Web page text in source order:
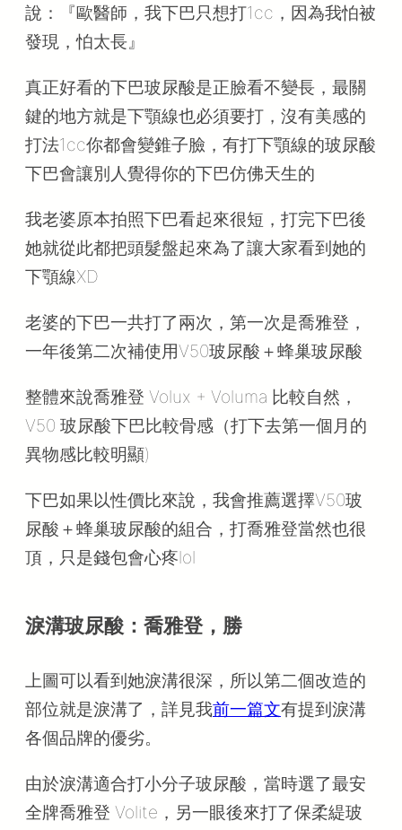
說：『歐醫師，我下巴只想打1cc，因為我怕被
發現，怕太長』
真正好看的下巴玻尿酸是正臉看不變長，最關
鍵的地方就是下顎線也必須要打，沒有美感的
打法1cc你都會變錐子臉，有打下顎線的玻尿酸
下巴會讓別人覺得你的下巴仿佛天生的
我老婆原本拍照下巴看起來很短，打完下巴後
她就從此都把頭髮盤起來為了讓大家看到她的
下顎線XD
老婆的下巴一共打了兩次，第一次是喬雅登，
一年後第二次補使用V50玻尿酸＋蜂巢玻尿酸
整體來說喬雅登 Volux + Voluma 比較自然，
V50 玻尿酸下巴比較骨感（打下去第一個月的
異物感比較明顯)
下巴如果以性價比來說，我會推薦選擇V50玻
尿酸＋蜂巢玻尿酸的組合，打喬雅登當然也很
頂，只是錢包會心疼lol
淚溝玻尿酸：喬雅登，勝
上圖可以看到她淚溝很深，所以第二個改造的
部位就是淚溝了，詳見我前一篇文有提到淚溝
各個品牌的優劣。
由於淚溝適合打小分子玻尿酸，當時選了最安
全牌喬雅登 Volite，另一眼後來打了保柔緹玻